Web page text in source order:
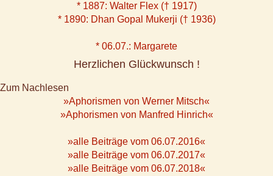
* 1887: Walter Flex († 1917)
* 1890: Dhan Gopal Mukerji († 1936)
* 06.07.: Margarete
Herzlichen Glückwunsch !
Zum Nachlesen
»Aphorismen von Werner Mitsch«
»Aphorismen von Manfred Hinrich«
»alle Beiträge vom 06.07.2016«
»alle Beiträge vom 06.07.2017«
»alle Beiträge vom 06.07.2018«